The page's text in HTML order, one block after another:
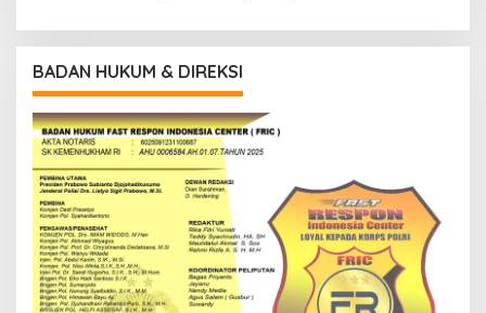
BADAN HUKUM & DIREKSI